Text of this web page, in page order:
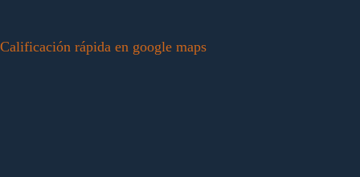
Calificación rápida en google maps